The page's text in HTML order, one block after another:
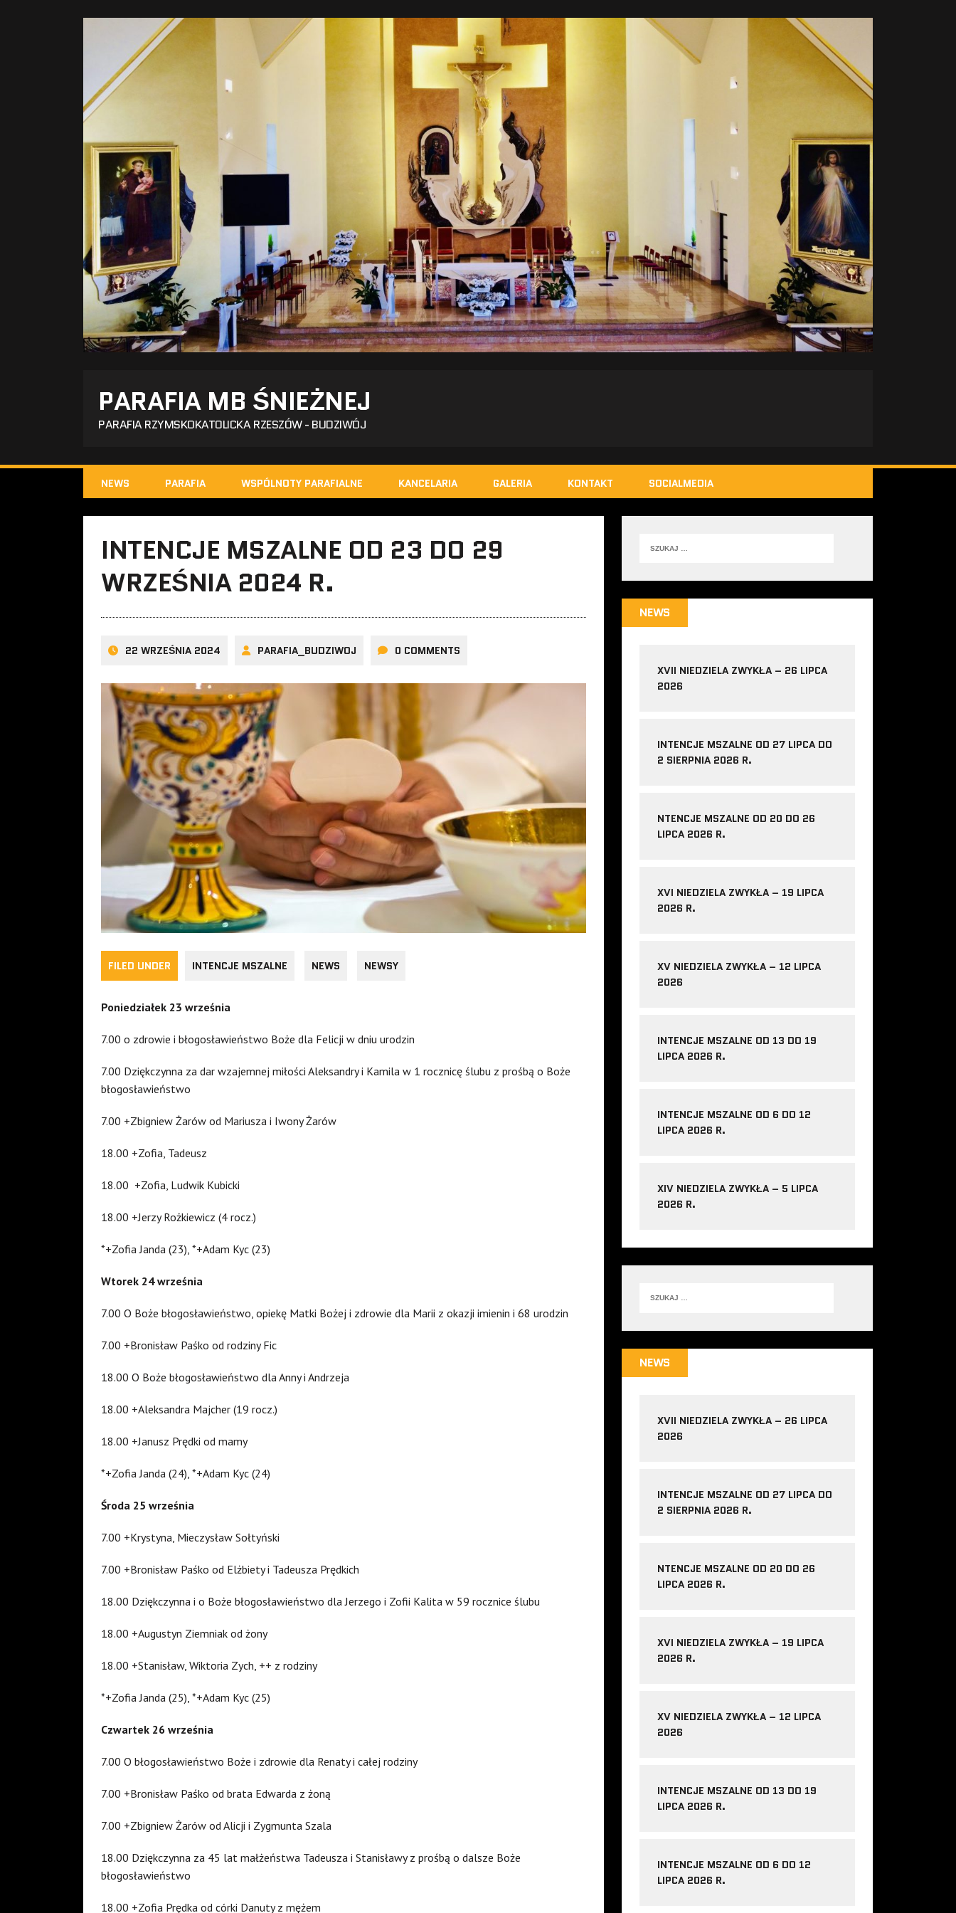
PARAFIA MB ŚNIEŻNEJ
PARAFIA RZYMSKOKATOLICKA RZESZÓW - BUDZIWÓJ
NEWS PARAFIA WSPÓLNOTY PARAFIALNE KANCELARIA GALERIA KONTAKT SOCIALMEDIA
INTENCJE MSZALNE OD 23 DO 29
WRZEŚNIA 2024 R.
22 WRZEŚNIA 2024 PARAFIA_BUDZIWOJ 0 COMMENTS
FILED UNDER INTENCJE MSZALNE NEWS NEWSY
Poniedziałek 23 września
7.00 o zdrowie i błogosławieństwo Boże dla Felicji w dniu urodzin
7.00 Dziękczynna za dar wzajemnej miłości Aleksandry i Kamila w 1 rocznicę ślubu z prośbą o Boże
błogosławieństwo
7.00 +Zbigniew Żarów od Mariusza i Iwony Żarów
18.00 +Zofia, Tadeusz
18.00 +Zofia, Ludwik Kubicki
18.00 +Jerzy Rożkiewicz (4 rocz.)
*+Zofia Janda (23), *+Adam Kyc (23)
Wtorek 24 września
7.00 O Boże błogosławieństwo, opiekę Matki Bożej i zdrowie dla Marii z okazji imienin i 68 urodzin
7.00 +Bronisław Paśko od rodziny Fic
18.00 O Boże błogosławieństwo dla Anny i Andrzeja
18.00 +Aleksandra Majcher (19 rocz.)
18.00 +Janusz Prędki od mamy
*+Zofia Janda (24), *+Adam Kyc (24)
Środa 25 września
7.00 +Krystyna, Mieczysław Sołtyński
7.00 +Bronisław Paśko od Elżbiety i Tadeusza Prędkich
18.00 Dziękczynna i o Boże błogosławieństwo dla Jerzego i Zofii Kalita w 59 rocznice ślubu
18.00 +Augustyn Ziemniak od żony
18.00 +Stanisław, Wiktoria Zych, ++ z rodziny
*+Zofia Janda (25), *+Adam Kyc (25)
Czwartek 26 września
7.00 O błogosławieństwo Boże i zdrowie dla Renaty i całej rodziny
7.00 +Bronisław Paśko od brata Edwarda z żoną
7.00 +Zbigniew Żarów od Alicji i Zygmunta Szala
18.00 Dziękczynna za 45 lat małżeństwa Tadeusza i Stanisławy z prośbą o dalsze Boże
błogosławieństwo
18.00 +Zofia Prędka od córki Danuty z mężem
NEWS
XVII NIEDZIELA ZWYKŁA – 26 LIPCA
2026
INTENCJE MSZALNE OD 27 LIPCA DO
2 SIERPNIA 2026 R.
NTENCJE MSZALNE OD 20 DO 26
LIPCA 2026 R.
XVI NIEDZIELA ZWYKŁA – 19 LIPCA
2026 R.
XV NIEDZIELA ZWYKŁA – 12 LIPCA
2026
INTENCJE MSZALNE OD 13 DO 19
LIPCA 2026 R.
INTENCJE MSZALNE OD 6 DO 12
LIPCA 2026 R.
XIV NIEDZIELA ZWYKŁA – 5 LIPCA
2026 R.
NEWS
XVII NIEDZIELA ZWYKŁA – 26 LIPCA
2026
INTENCJE MSZALNE OD 27 LIPCA DO
2 SIERPNIA 2026 R.
NTENCJE MSZALNE OD 20 DO 26
LIPCA 2026 R.
XVI NIEDZIELA ZWYKŁA – 19 LIPCA
2026 R.
XV NIEDZIELA ZWYKŁA – 12 LIPCA
2026
INTENCJE MSZALNE OD 13 DO 19
LIPCA 2026 R.
INTENCJE MSZALNE OD 6 DO 12
LIPCA 2026 R.